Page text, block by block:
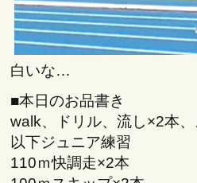
白いな…
■本日のお品書き
walk、ドリル、流し×2本
以下ジュニア練習
110ｍ快調走×2本